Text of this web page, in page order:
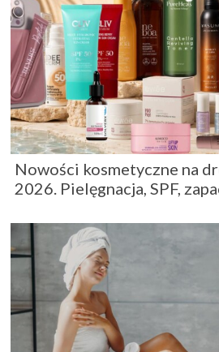
Nowości kosmetyczne na
2026. Pielęgnacja, SPF,